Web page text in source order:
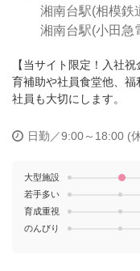
湘南台駅(相模鉄
湘南台駅(小田急
【当サイト限定！入社
育補助や社員食堂他、
社員も大切にします。
日勤／9:00～18:00 (
大型施設
若手多い
育成重視
のんびり